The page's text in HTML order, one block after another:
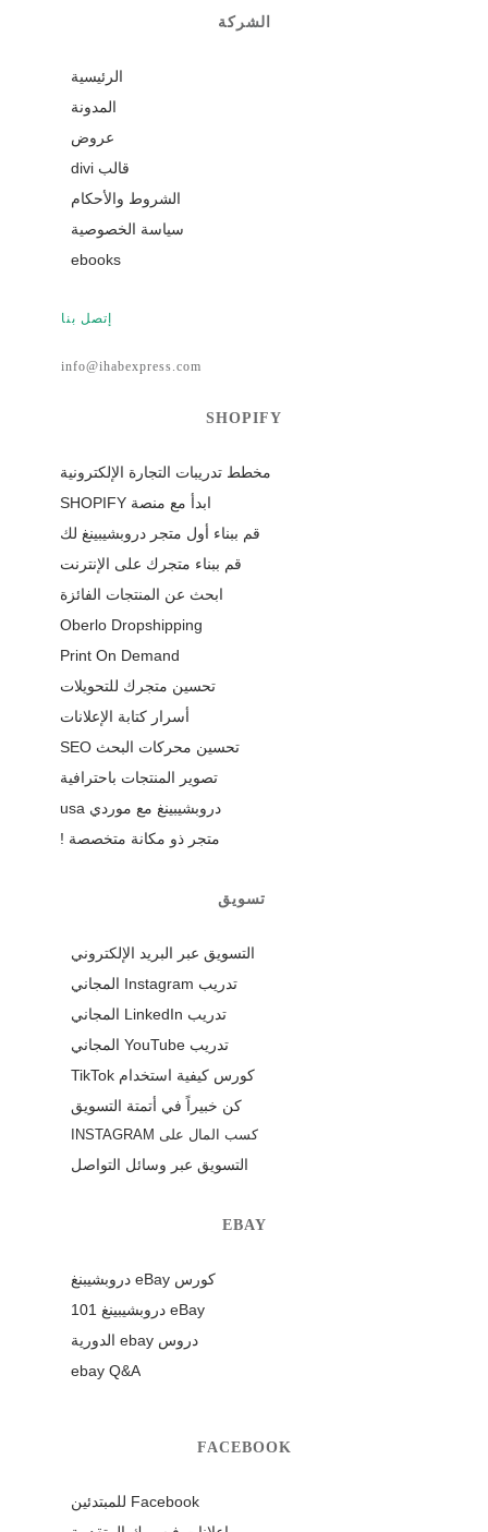
الشركة
الرئيسية
المدونة
عروض
قالب divi
الشروط والأحكام
سياسة الخصوصية
ebooks
إتصل بنا
info@ihabexpress.com
SHOPIFY
مخطط تدريبات التجارة الإلكترونية
ابدأ مع منصة SHOPIFY
قم ببناء أول متجر دروبشيبينغ لك
قم ببناء متجرك على الإنترنت
ابحث عن المنتجات الفائزة
Oberlo Dropshipping
Print On Demand
تحسين متجرك للتحويلات
أسرار كتابة الإعلانات
تحسين محركات البحث SEO
تصوير المنتجات باحترافية
دروبشيبينغ مع موردي usa
متجر ذو مكانة متخصصة !
تسويق
التسويق عبر البريد الإلكتروني
تدريب Instagram المجاني
تدريب LinkedIn المجاني
تدريب YouTube المجاني
كورس كيفية استخدام TikTok
كن خبيراً في أتمتة التسويق
كسب المال على INSTAGRAM
التسويق عبر وسائل التواصل
EBAY
كورس eBay دروبشيبنغ
eBay دروبشيبينغ 101
دروس ebay الدورية
ebay Q&A
FACEBOOK
Facebook للمبتدئين